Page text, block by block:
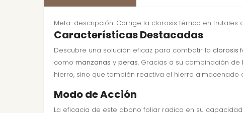
Meta-descripción: Corrige la clorosis férrica en
Características Destacadas
Descubre una solución eficaz para combatir la clorosis
como manzanas y peras. Gracias a su combinación de
hierro, sino que también reactiva el hierro
Modo de Acción
La eficacia de este abono foliar radica en su